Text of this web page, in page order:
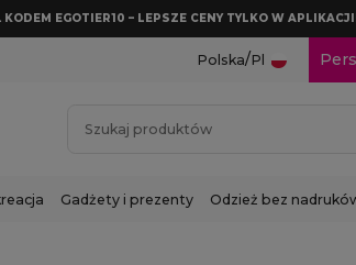
EGOTIER10 – LEPSZE CENY TYLKO W
Polska/Pl
Gadżety i prezenty Odzież bez